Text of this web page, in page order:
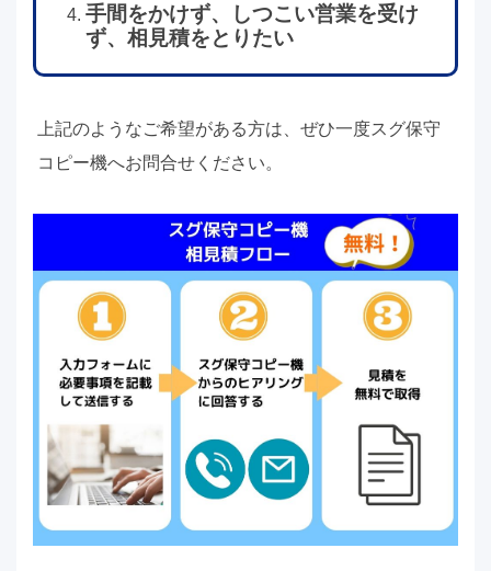
手間をかけず、しつこい営業を受け
ず、相見積をとりたい
上記のようなご希望がある方は、ぜひ一度スグ保守
コピー機へお問合せください。